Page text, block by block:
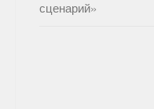
сценарий»